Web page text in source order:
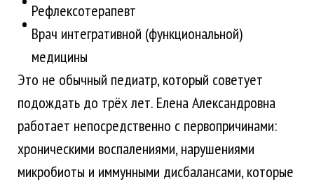
Рефлексотерапевт
Врач интегративной (функциональной)
медицины
Это не обычный педиатр, который советует
подождать до трёх лет. Елена Александровна
работает непосредственно с первопричинами:
хроническими воспалениями, нарушениями
микробиоты и иммунными дисбалансами, которые